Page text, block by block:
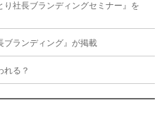
社長ブランディングセミナー』を
ブランディング』が掲載
れる？